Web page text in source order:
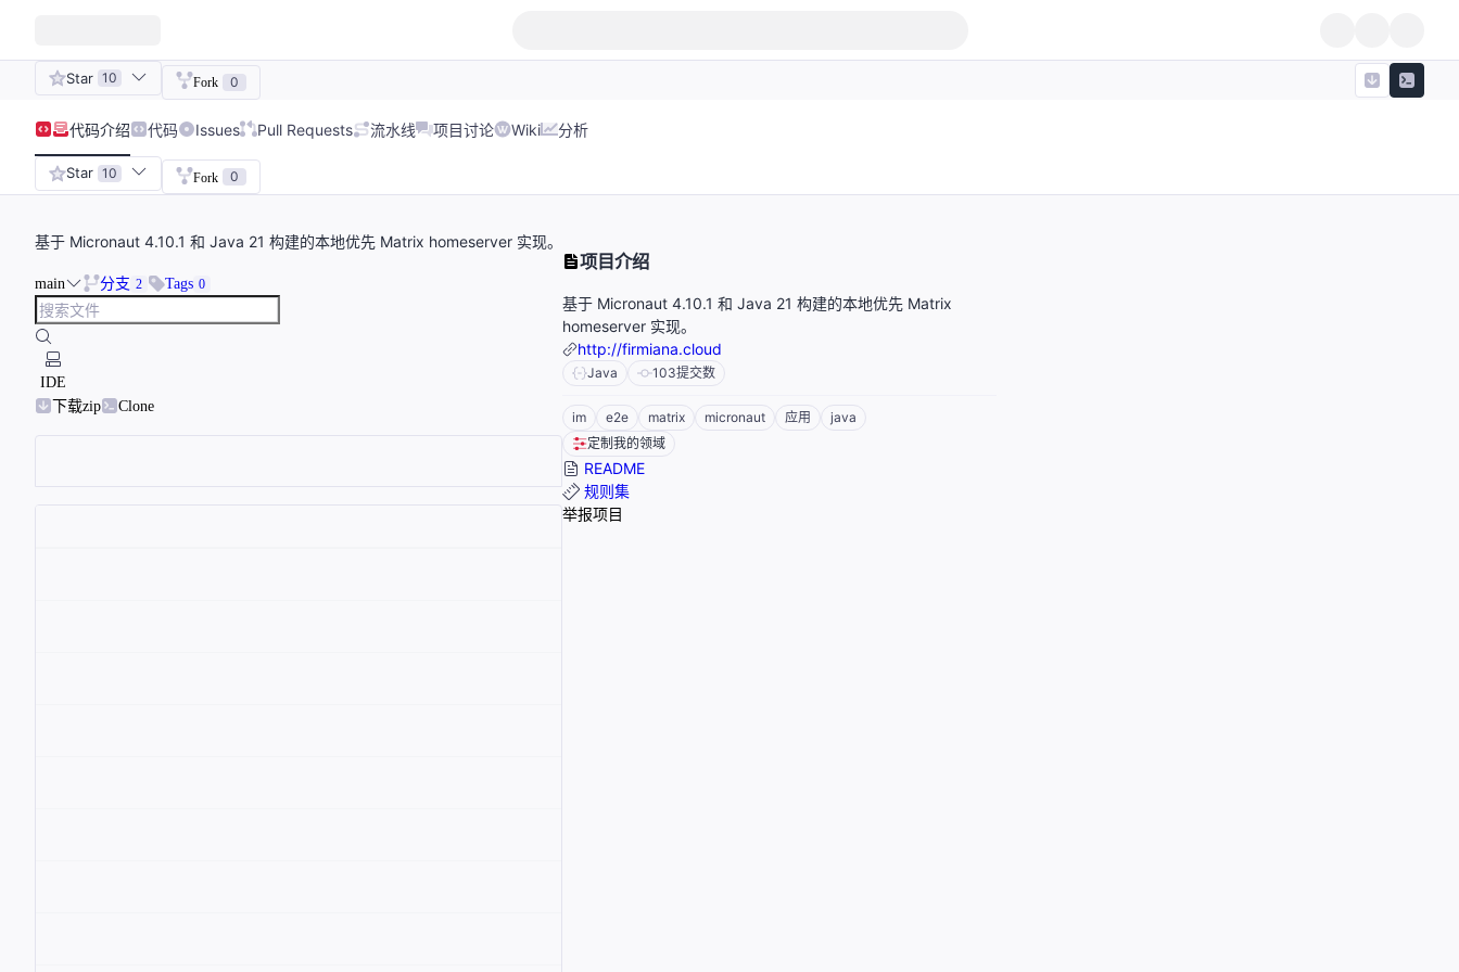
Star 10 Fork 0
代码介绍 代码 Issues Pull Requests 流水线 项目讨论 Wiki 分析
Star 10 Fork 0
基于 Micronaut 4.10.1 和 Java 21 构建的本地优先 Matrix homeserver 实现。
main 分支 2 Tags 0
IDE
下载zip
Clone
项目介绍
基于 Micronaut 4.10.1 和 Java 21 构建的本地优先 Matrix
homeserver 实现。
http://firmiana.cloud
Java 103提交数
im e2e matrix micronaut 应用
java
定制我的领域
README
规则集
举报项目